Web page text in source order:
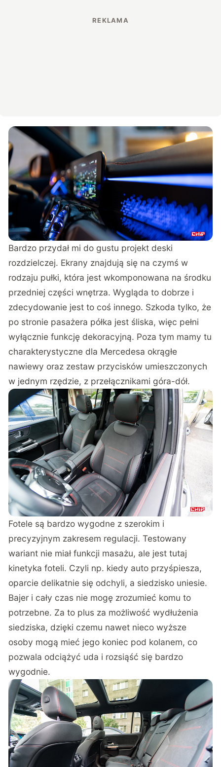
Bardzo przydał mi do gustu projekt deski
rozdzielczej. Ekrany znajdują się na czymś w
rodzaju pułki, która jest wkomponowana na środku
przedniej części wnętrza. Wygląda to dobrze i
zdecydowanie jest to coś innego. Szkoda tylko, że
po stronie pasażera półka jest śliska, więc pełni
wyłącznie funkcję dekoracyjną. Poza tym mamy tu
charakterystyczne dla Mercedesa okrągłe
nawiewy oraz zestaw przycisków umieszczonych
w jednym rzędzie, z przełącznikami góra-dół.
Fotele są bardzo wygodne z szerokim i
precyzyjnym zakresem regulacji. Testowany
wariant nie miał funkcji masażu, ale jest tutaj
kinetyka foteli. Czyli np. kiedy auto przyśpiesza,
oparcie delikatnie się odchyli, a siedzisko uniesie.
Bajer i cały czas nie mogę zrozumieć komu to
potrzebne. Za to plus za możliwość wydłużenia
siedziska, dzięki czemu nawet nieco wyższe
osoby mogą mieć jego koniec pod kolanem, co
pozwala odciążyć uda i rozsiąść się bardzo
wygodnie.